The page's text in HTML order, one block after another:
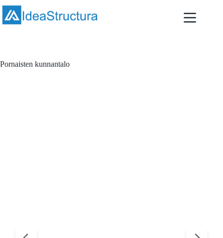
Skip
content
Pornaisten kunnantalo